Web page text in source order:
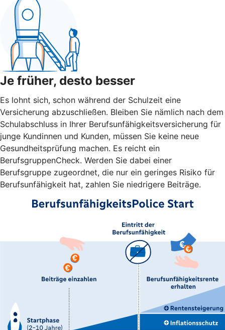
Je früher, desto besser
Es lohnt sich, schon während der Schulzeit eine
Versicherung abzuschließen. Bleiben Sie nämlich nach dem
Schulabschluss in Ihrer Berufsunfähigkeitsversicherung für
junge Kundinnen und Kunden, müssen Sie keine neue
Gesundheitsprüfung machen. Es reicht ein
BerufsgruppenCheck. Werden Sie dabei einer
Berufsgruppe zugeordnet, die nur ein geringes Risiko für
Berufsunfähigkeit hat, zahlen Sie niedrigere Beiträge.